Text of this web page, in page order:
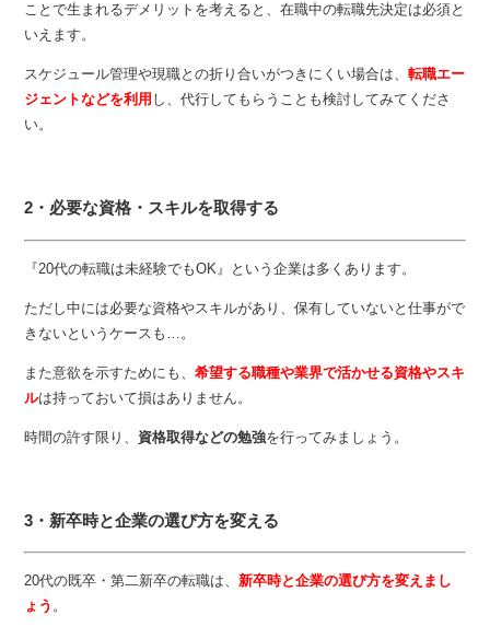
ことで生まれるデメリットを考えると、在職中の転職先決定は必須と
いえます。
スケジュール管理や現職との折り合いがつきにくい場合は、転職エー
ジェントなどを利用 し、代行してもらうことも検討してみてくださ
い。
2・必要な資格・スキルを取得する
『20代の転職は未経験でもOK』という企業は多くあります。
ただし中には必要な資格やスキルがあり、保有していないと仕事がで
きないというケースも…。
また意欲を示すためにも、希望する職種や業界で活かせる資格やスキ
ルは持っておいて損はありません。
時間の許す限り、 資格取得などの勉強を行ってみましょう。
3・新卒時と企業の選び方を変える
20代の既卒・第二新卒の転職は、新卒時と企業の選び方を変えまし
ょう 。